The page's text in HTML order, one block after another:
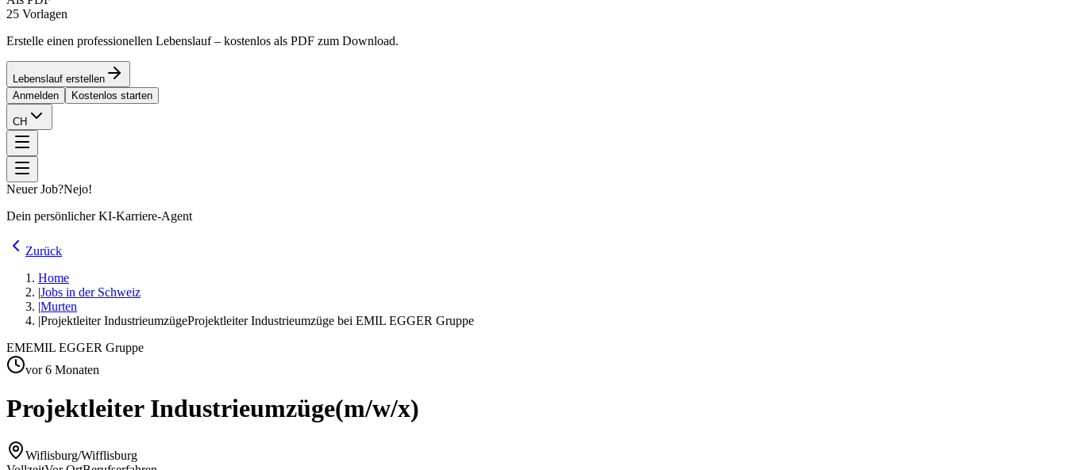
25 Vorlagen
Erstelle einen professionellen Lebenslauf – kostenlos als PDF zum Download.
Lebenslauf erstellen
Anmelden
Kostenlos starten
CH
Neuer Job?Nejo!
Dein persönlicher KI-Karriere-Agent
Zurück
Home
|Jobs in der Schweiz
|Murten
|Projektleiter IndustrieumzügeProjektleiter Industrieumzüge bei EMIL EGGER Gruppe
EMEMIL EGGER Gruppe
vor 6 Monaten
Projektleiter Industrieumzüge(m/w/x)
Wiflisburg/Wifflisburg